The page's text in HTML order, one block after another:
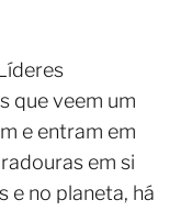
que veem um
e entram em
em si
e no planeta, há